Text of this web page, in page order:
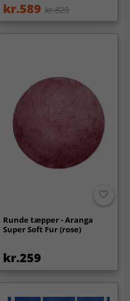
kr.589 kr.829
Runde tæpper - Aranga
Super Soft Fur (rose)
kr.259